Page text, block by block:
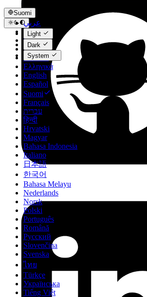
Suomi
عربي
Català
Čeština
Dansk
Deutsch
Ελληνικά
English
Español
Suomi
Français
עברית
हिन्दी
Hrvatski
Magyar
Bahasa Indonesia
Italiano
日本語
한국어
Bahasa Melayu
Nederlands
Norsk
Polski
Português
Română
Русский
Slovenčina
Svenska
ไทย
Türkçe
Українська
Tiếng Việt
Light
Dark
System